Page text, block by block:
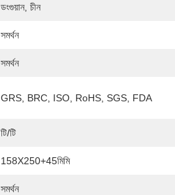
ডংগুয়ান, চীন
সমর্থন
সমর্থন
GRS, BRC, ISO, RoHS, SGS, FDA
টি/টি
158X250+45মিমি
সমর্থন